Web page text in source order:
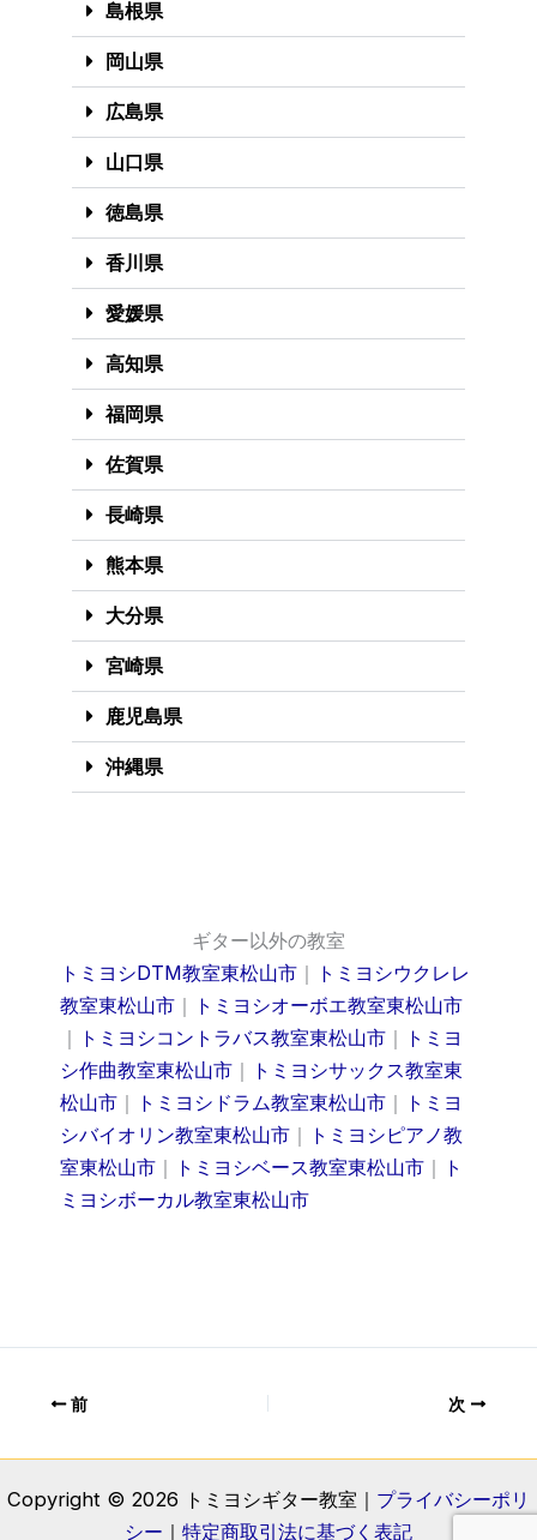
島根県
岡山県
広島県
山口県
徳島県
香川県
愛媛県
高知県
福岡県
佐賀県
長崎県
熊本県
大分県
宮崎県
鹿児島県
沖縄県
ギター以外の教室
トミヨシDTM教室東松山市 ｜ トミヨシウクレレ
教室東松山市 ｜ トミヨシオーボエ教室東松山市
｜ トミヨシコントラバス教室東松山市 ｜ トミヨ
シ作曲教室東松山市 ｜ トミヨシサックス教室東
松山市 ｜ トミヨシドラム教室東松山市 ｜ トミヨ
シバイオリン教室東松山市 ｜ トミヨシピアノ教
室東松山市 ｜ トミヨシベース教室東松山市 ｜ ト
ミヨシボーカル教室東松山市
前 次
Copyright © 2026 トミヨシギター教室｜ プライバシーポリ
シー ｜ 特定商取引法に基づく表記